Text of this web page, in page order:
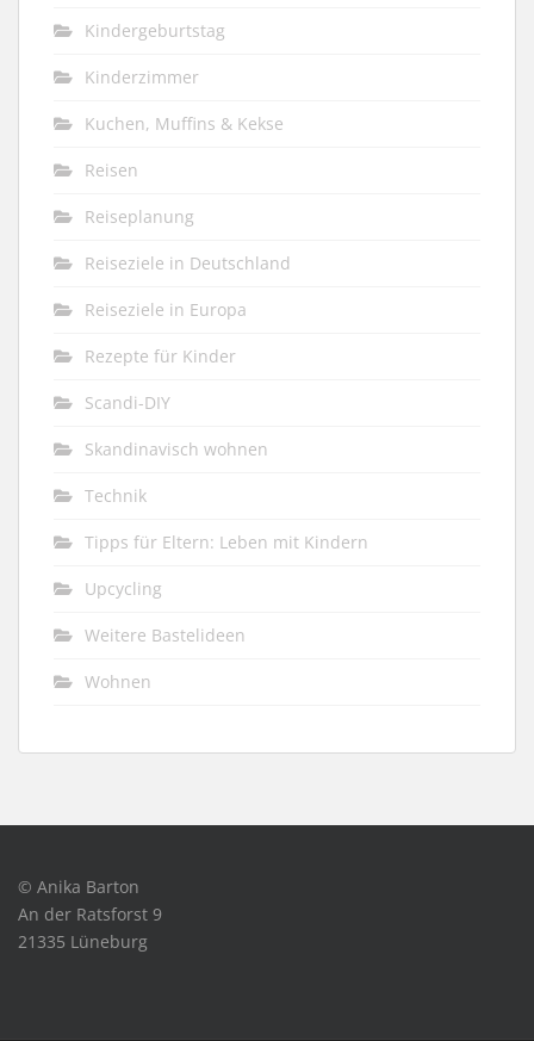
Kindergeburtstag
Kinderzimmer
Kuchen, Muffins & Kekse
Reisen
Reiseplanung
Reiseziele in Deutschland
Reiseziele in Europa
Rezepte für Kinder
Scandi-DIY
Skandinavisch wohnen
Technik
Tipps für Eltern: Leben mit Kindern
Upcycling
Weitere Bastelideen
Wohnen
© Anika Barton
An der Ratsforst 9
21335 Lüneburg